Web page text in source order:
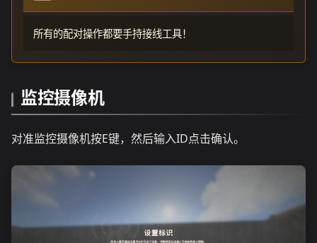
所有的配对操作都要手持接线工具！
监控摄像机
对准监控摄像机按E键，然后输入ID点击确认。